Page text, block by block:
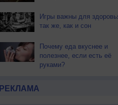
Игры важны для
так же, как и сон
Почему еда вкуснее и
полезнее, если есть её
руками?
РЕКЛАМА